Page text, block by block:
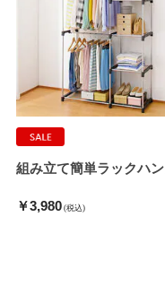
組み立て簡単ラックハ
￥3,980 (税込)